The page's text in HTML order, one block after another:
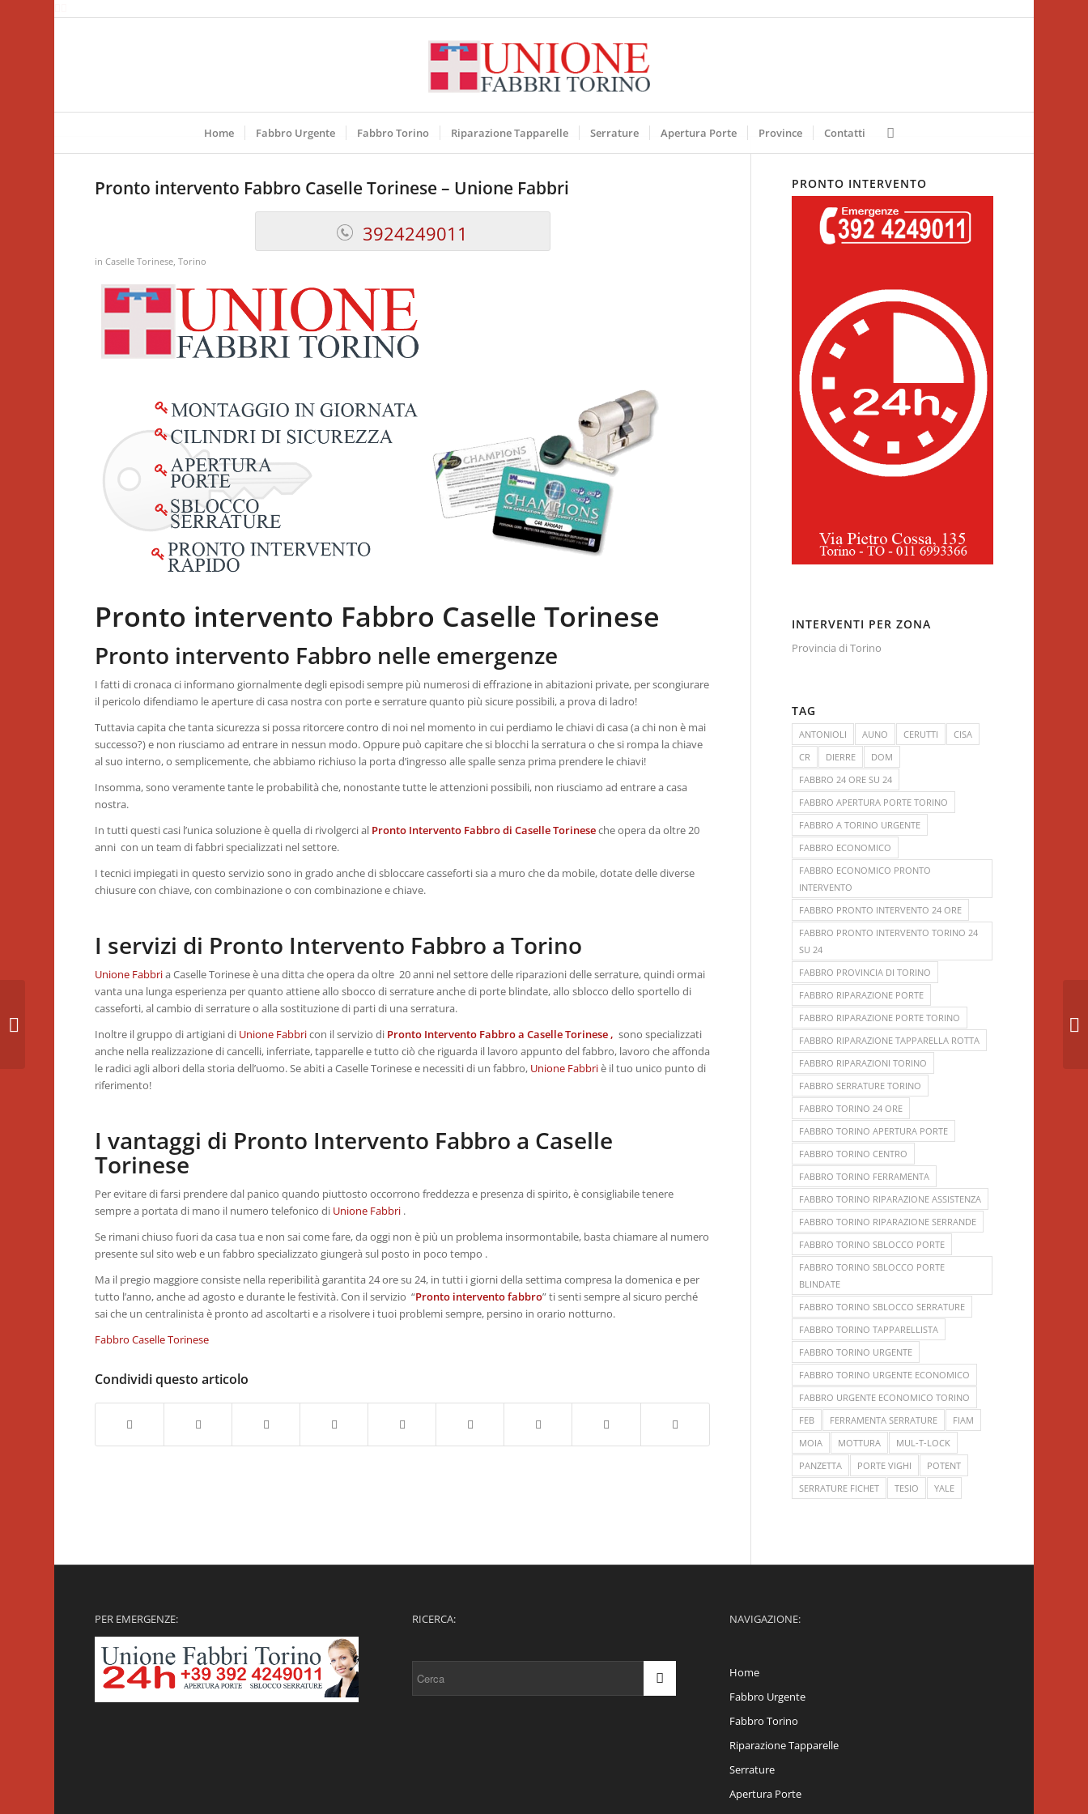
Home Fabbro Urgente Fabbro Torino Riparazione Tapparelle Serrature Apertura Porte Province Contatti
Pronto intervento Fabbro Caselle Torinese – Unione Fabbri
3924249011
inCaselle Torinese,Torino
Pronto intervento Fabbro Caselle Torinese
Pronto intervento Fabbro nelle emergenze
I fatti di cronaca ci informano giornalmente degli episodi sempre più numerosi di effrazione in abitazioni private, per scongiurare
il pericolo difendiamo le aperture di casa nostra con porte e serrature quanto più sicure possibili, a prova di ladro!
Tuttavia capita che tanta sicurezza si possa ritorcere contro di noi nel momento in cui perdiamo le chiavi di casa (a chi non è mai
successo?) e non riusciamo ad entrare in nessun modo. Oppure può capitare che si blocchi la serratura o che si rompa la chiave
al suo interno, o semplicemente, che abbiamo richiuso la porta d’ingresso alle spalle senza prima prendere le chiavi!
Insomma, sono veramente tante le probabilità che, nonostante tutte le attenzioni possibili, non riusciamo ad entrare a casa
nostra.
In tutti questi casi l’unica soluzione è quella di rivolgerci al Pronto Intervento Fabbro di Caselle Torineseche opera da oltre 20
anni con un team di fabbri specializzati nel settore.
I tecnici impiegati in questo servizio sono in grado anche di sbloccare casseforti sia a muro che da mobile, dotate delle diverse
chiusure con chiave, con combinazione o con combinazione e chiave.
I servizi di Pronto Intervento Fabbro a Torino
Unione Fabbria Caselle Torinese è una ditta che opera da oltre 20 anni nel settore delle riparazioni delle serrature, quindi ormai
vanta una lunga esperienza per quanto attiene allo sbocco di serrature anche di porte blindate, allo sblocco dello sportello di
casseforti, al cambio di serrature o alla sostituzione di parti di una serratura.
Inoltre il gruppo di artigiani di Unione Fabbricon il servizio di Pronto Intervento Fabbro a Caselle Torinese , sono specializzati
anche nella realizzazione di cancelli, inferriate, tapparelle e tutto ciò che riguarda il lavoro appunto del fabbro, lavoro che affonda
le radici agli albori della storia dell’uomo. Se abiti a Caselle Torinese e necessiti di un fabbro, Unione Fabbriè il tuo unico punto di
riferimento!
I vantaggi di Pronto Intervento Fabbro a Caselle
Torinese
Per evitare di farsi prendere dal panico quando piuttosto occorrono freddezza e presenza di spirito, è consigliabile tenere
sempre a portata di mano il numero telefonico di Unione Fabbri .
Se rimani chiuso fuori da casa tua e non sai come fare, da oggi non è più un problema insormontabile, basta chiamare al numero
presente sul sito web e un fabbro specializzato giungerà sul posto in poco tempo .
Ma il pregio maggiore consiste nella reperibilità garantita 24 ore su 24, in tutti i giorni della settima compresa la domenica e per
tutto l’anno, anche ad agosto e durante le festività. Con il servizio “Pronto intervento fabbro” ti senti sempre al sicuro perché
sai che un centralinista è pronto ad ascoltarti e a risolvere i tuoi problemi sempre, persino in orario notturno.
Fabbro Caselle Torinese
Condividi questo articolo
PRONTO INTERVENTO
INTERVENTI PER ZONA
Provincia di Torino
TAG
ANTONIOLI AUNO CERUTTI
CISA
CR
DIERRE
DOM
FABBRO 24 ORE SU 24
FABBRO APERTURA PORTE TORINO
FABBRO A TORINO URGENTE
FABBRO ECONOMICO
FABBRO ECONOMICO PRONTO
INTERVENTO
FABBRO PRONTO INTERVENTO 24 ORE
FABBRO PRONTO INTERVENTO TORINO 24
SU 24
FABBRO PROVINCIA DI TORINO
FABBRO RIPARAZIONE PORTE
FABBRO RIPARAZIONE PORTE TORINO
FABBRO RIPARAZIONE TAPPARELLA ROTTA
FABBRO RIPARAZIONI TORINO
FABBRO SERRATURE TORINO
FABBRO TORINO 24 ORE
FABBRO TORINO APERTURA PORTE
FABBRO TORINO CENTRO
FABBRO TORINO FERRAMENTA
FABBRO TORINO RIPARAZIONE ASSISTENZA
FABBRO TORINO RIPARAZIONE SERRANDE
FABBRO TORINO SBLOCCO PORTE
FABBRO TORINO SBLOCCO PORTE
BLINDATE
FABBRO TORINO SBLOCCO SERRATURE
FABBRO TORINO TAPPARELLISTA
FABBRO TORINO URGENTE
FABBRO TORINO URGENTE ECONOMICO
FABBRO URGENTE ECONOMICO TORINO
FEB
FERRAMENTA SERRATURE
FIAM
MOIA
MOTTURA
MUL-T-LOCK
PANZETTA
PORTE VIGHI
POTENT
SERRATURE FICHET
TESIO YALE
PER EMERGENZE: RICERCA: NAVIGAZIONE:
Home
Fabbro Urgente
Fabbro Torino
Riparazione Tapparelle
Serrature
Apertura Porte
Riparazione porte blindate